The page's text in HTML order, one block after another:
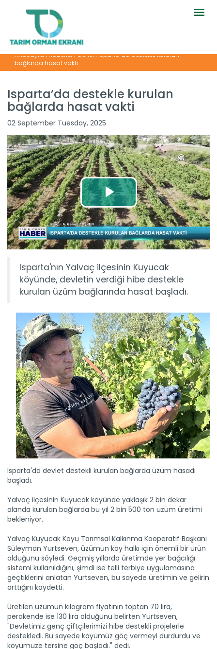
Anasayfa|Haberler|Genel|Isparta’da destekle kurulan
bağlarda hasat vakti
Isparta’da destekle kurulan
bağlarda hasat vakti
02 September Tuesday, 2025
Isparta'nın Yalvaç ilçesinin Kuyucak
köyünde, devletin verdiği hibe destekle
kurulan üzüm bağlarında hasat başladı.
Isparta'da devlet destekli kurulan bağlarda üzüm hasadı
başladı.
Yalvaç ilçesinin Kuyucak köyünde yaklaşık 2 bin dekar
alanda kurulan bağlarda bu yıl 2 bin 500 ton üzüm üretimi
bekleniyor.
Yalvaç Kuyucak Köyü Tarımsal Kalkınma Kooperatif Başkanı
Süleyman Yurtseven, üzümün köy halkı için önemli bir ürün
olduğunu söyledi. Geçmiş yıllarda üretimde yer bağcılığı
sistemi kullanıldığını, şimdi ise telli terbiye uygulamasına
geçtiklerini anlatan Yurtseven, bu sayede üretimin ve gelirin
arttığını kaydetti.
Üretilen üzümün kilogram fiyatının toptan 70 lira,
perakende ise 130 lira olduğunu belirten Yurtseven,
"Devletimiz genç çiftçilerimizi hibe destekli projelerle
destekledi. Bu sayede köyümüz göç vermeyi durdurdu ve
köyümüze tersine göç başladı." dedi.
Eceabat zeytin ve zeytinyağı...
Çanakkale'nin Eceabat ilçesinde "Zeytinyağı Festivali ve
Zeytin...
Devamını Oku ->
Ağrı’da kavunlar tezgâha...
başladı....
Devamını Oku ->
Bitlis'te kuru fasulye...
Bitlis'te yaklaşık 110 bin dekar alanda ekimi yapılan kuru...
Devamını Oku ->